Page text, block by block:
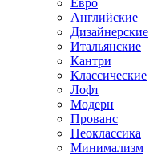
Евро
Английские
Дизайнерские
Итальянские
Кантри
Классические
Лофт
Модерн
Прованс
Неоклассика
Минимализм